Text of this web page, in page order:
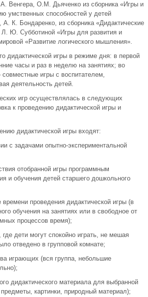
Венгера, О.М. Дьяченко из сборника «Игры и
умственных способностей у детей
А. К. Бондаренко, из сборника «Дидактические
Л. Ю. Субботиной «Игры для развития и
«Развитие логического мышления».
дидактической игры в режиме дня: в первой
часы и раз в неделю на занятиях; во
совместные игры с воспитателем,
деятельность детей.
игр осуществлялась в следующих
к проведению дидактической игры и
дидактической игры входят:
с задачами опытно-экспериментальной
отобранной игры программным
и обучения детей старшего дошкольного
проведения дидактической игры (в
обучения на занятиях или в свободное от
процессов время);
дети могут спокойно играть, не мешая
отведено в групповой комнате;
играющих (вся группа, небольшие
дидактического материала для выбранной
картинки, природный материал);